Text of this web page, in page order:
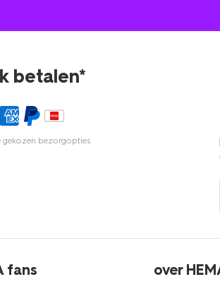
betalen*
gekozen bezorgopties
fans over